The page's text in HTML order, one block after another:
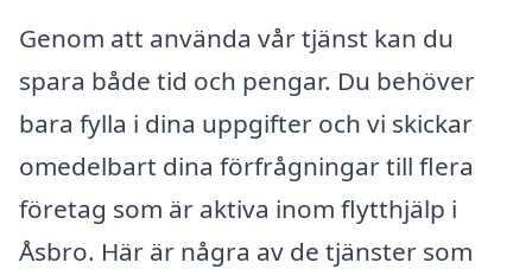
Genom att använda vår tjänst kan du
spara både tid och pengar. Du behöver
bara fylla i dina uppgifter och vi skickar
omedelbart dina förfrågningar till flera
företag som är aktiva inom flytthjälp i
Åsbro. Här är några av de tjänster som